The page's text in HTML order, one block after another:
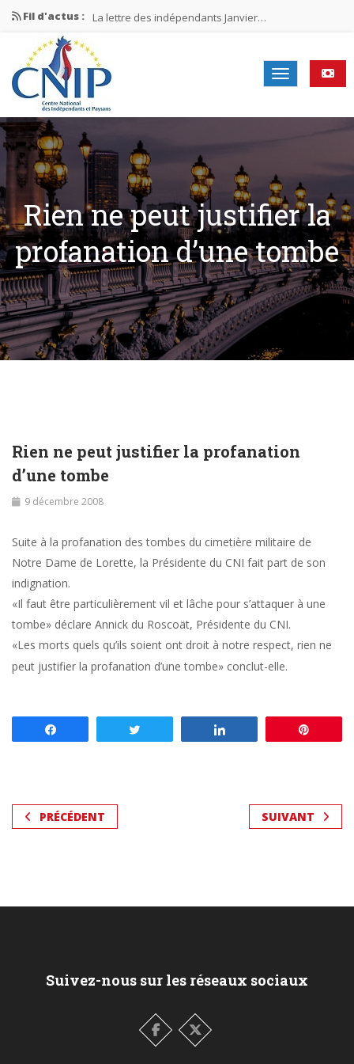
Fil d'actus : La lettre des indépendants Janvier…
La lettre des indépendants Novembre…
La lettre des indépendants Juin…
Mission nationale ÉLECTIONS MUNICIPALES 2026
La lettre des indépendants N°2-2026
Rien ne peut justifier la
profanation d’une tombe
Rien ne peut justifier la profanation
d’une tombe
9 décembre 2008
Suite à la profanation des tombes du cimetière militaire de
Notre Dame de Lorette, la Présidente du CNI fait part de son
indignation.
«Il faut être particulièrement vil et lâche pour s’attaquer à une
tombe» déclare Annick du Roscoät, Présidente du CNI.
«Les morts quels qu’ils soient ont droit à notre respect, rien ne
peut justifier la profanation d’une tombe» conclut-elle.
PRÉCÉDENT SUIVANT
Suivez-nous sur les réseaux sociaux